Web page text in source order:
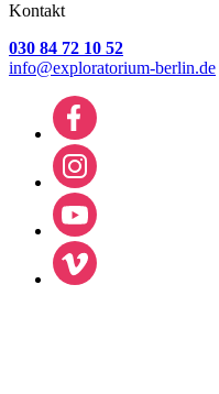
Kontakt
030 84 72 10 52
info@exploratorium-berlin.de